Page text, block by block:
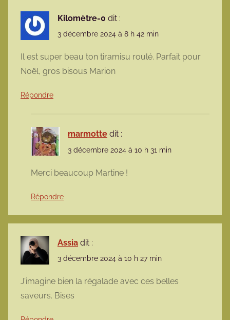
Kilomètre-0 dit :
3 décembre 2024 à 8 h 42 min
Il est super beau ton tiramisu roulé. Parfait pour
Noël, gros bisous Marion
Répondre
marmotte dit :
3 décembre 2024 à 10 h 31 min
Merci beaucoup Martine !
Répondre
Assia dit :
3 décembre 2024 à 10 h 27 min
J’imagine bien la régalade avec ces belles
saveurs. Bises